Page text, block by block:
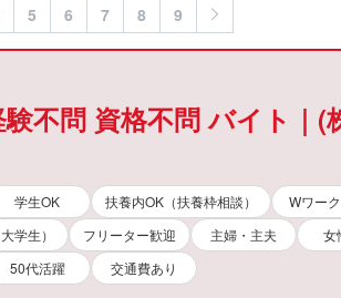
5 6 7 8 9
不問 資格不問 バイト｜(
学生OK 扶養内OK（扶養枠相談） Wワー
学生） フリーター歓迎 主婦・主夫 女
50代活躍 交通費あり